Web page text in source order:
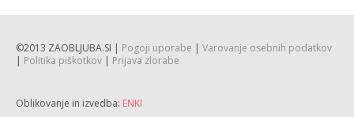
©2013 ZAOBLJUBA.SI | Pogoji uporabe | Varovanje osebnih podatkov
| Politika piškotkov | Prijava zlorabe
Oblikovanje in izvedba: ENKI